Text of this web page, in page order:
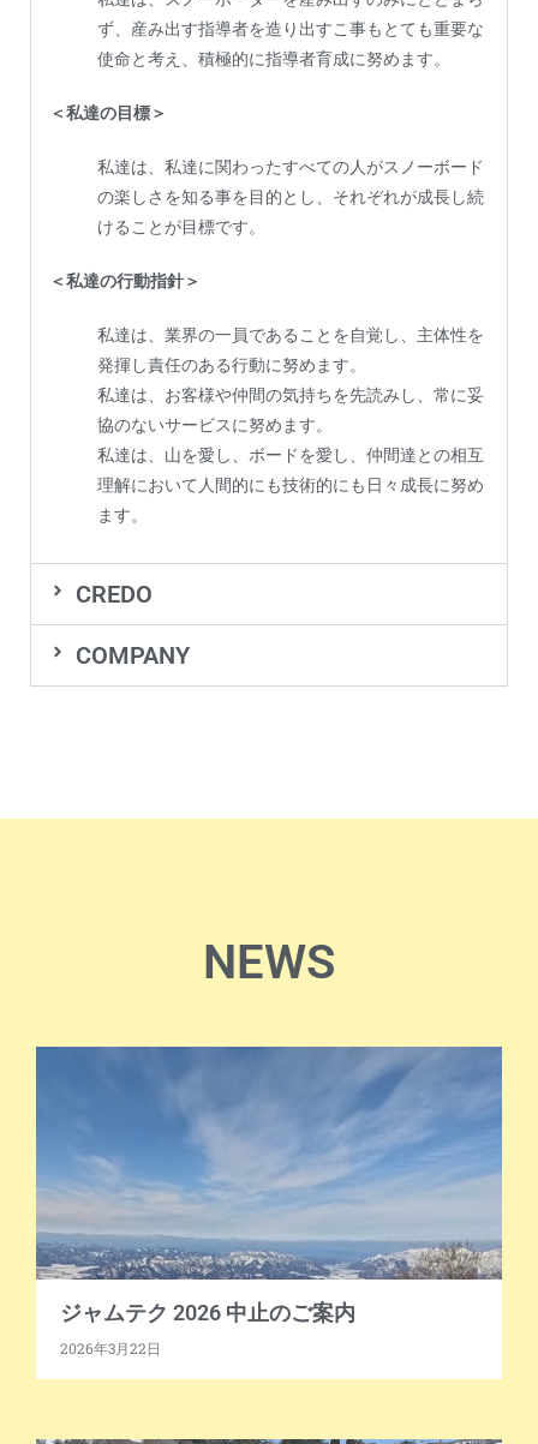
ず、産み出す指導者を造り出すこ事もとても重要な
使命と考え、積極的に指導者育成に努めます。
＜私達の目標＞
私達は、私達に関わったすべての人がスノーボード
の楽しさを知る事を目的とし、それぞれが成長し続
けることが目標です。
＜私達の行動指針＞
私達は、業界の一員であることを自覚し、主体性を
発揮し責任のある行動に努めます。
私達は、お客様や仲間の気持ちを先読みし、常に妥
協のないサービスに努めます。
私達は、山を愛し、ボードを愛し、仲間達との相互
理解において人間的にも技術的にも日々成長に努め
ます。
CREDO
COMPANY
NEWS
ジャムテク 2026 中止のご案内
2026年3月22日